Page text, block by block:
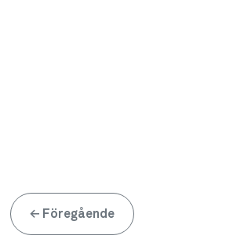
← Föregående